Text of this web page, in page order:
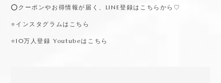
⭕️クーポンやお得情報が届く、LINE登録はこちらから♡
⭐️インスタグラムはこちら
⭐️10万人登録 Youtubeはこちら